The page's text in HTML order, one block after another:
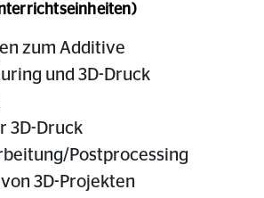
zum Additive
und 3D-Druck
3D-Druck
Postprocessing
3D-Projekten